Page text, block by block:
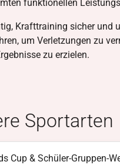
funktionellen
Krafttraining sicher und
um Verletzungen zu
zu erzielen.
Sportarten
Cup & Schüler-Gruppen-